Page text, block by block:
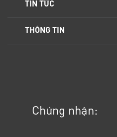
TIN TỨC
THÔNG TIN
Chứng nhận: